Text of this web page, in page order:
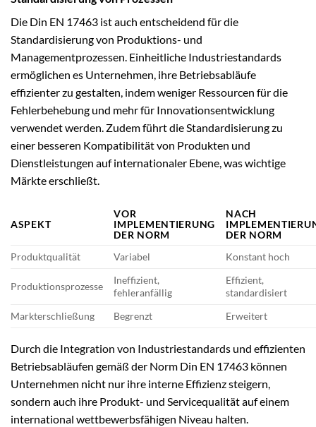
Die Din EN 17463 ist auch entscheidend für die
Standardisierung von Produktions- und
Managementprozessen. Einheitliche Industriestandards
ermöglichen es Unternehmen, ihre Betriebsabläufe
effizienter zu gestalten, indem weniger Ressourcen für die
Fehlerbehebung und mehr für Innovationsentwicklung
verwendet werden. Zudem führt die Standardisierung zu
einer besseren Kompatibilität von Produkten und
Dienstleistungen auf internationaler Ebene, was wichtige
Märkte erschließt.
ASPEKT
VOR
IMPLEMENTIERUNG
DER NORM
NACH
DER NORM
Produktqualität
Variabel Konstant hoch
Produktionsprozesse
Ineffizient,
fehleranfällig
Effizient,
standardisiert
Markterschließung
Begrenzt Erweitert
Durch die Integration von Industriestandards und effizienten
Betriebsabläufen gemäß der Norm Din EN 17463 können
Unternehmen nicht nur ihre interne Effizienz steigern,
sondern auch ihre Produkt- und Servicequalität auf einem
international wettbewerbsfähigen Niveau halten.